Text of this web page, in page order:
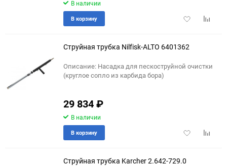
В наличии
Добавить
В корзину
Струйная трубка Nilfisk-ALTO 6401362
Описание: Насадка для пескоструйной очистки
(круглое сопло из карбида бора)
29 834₽
В наличии
Добавить
В корзину
Струйная трубка Karcher 2.642-729.0